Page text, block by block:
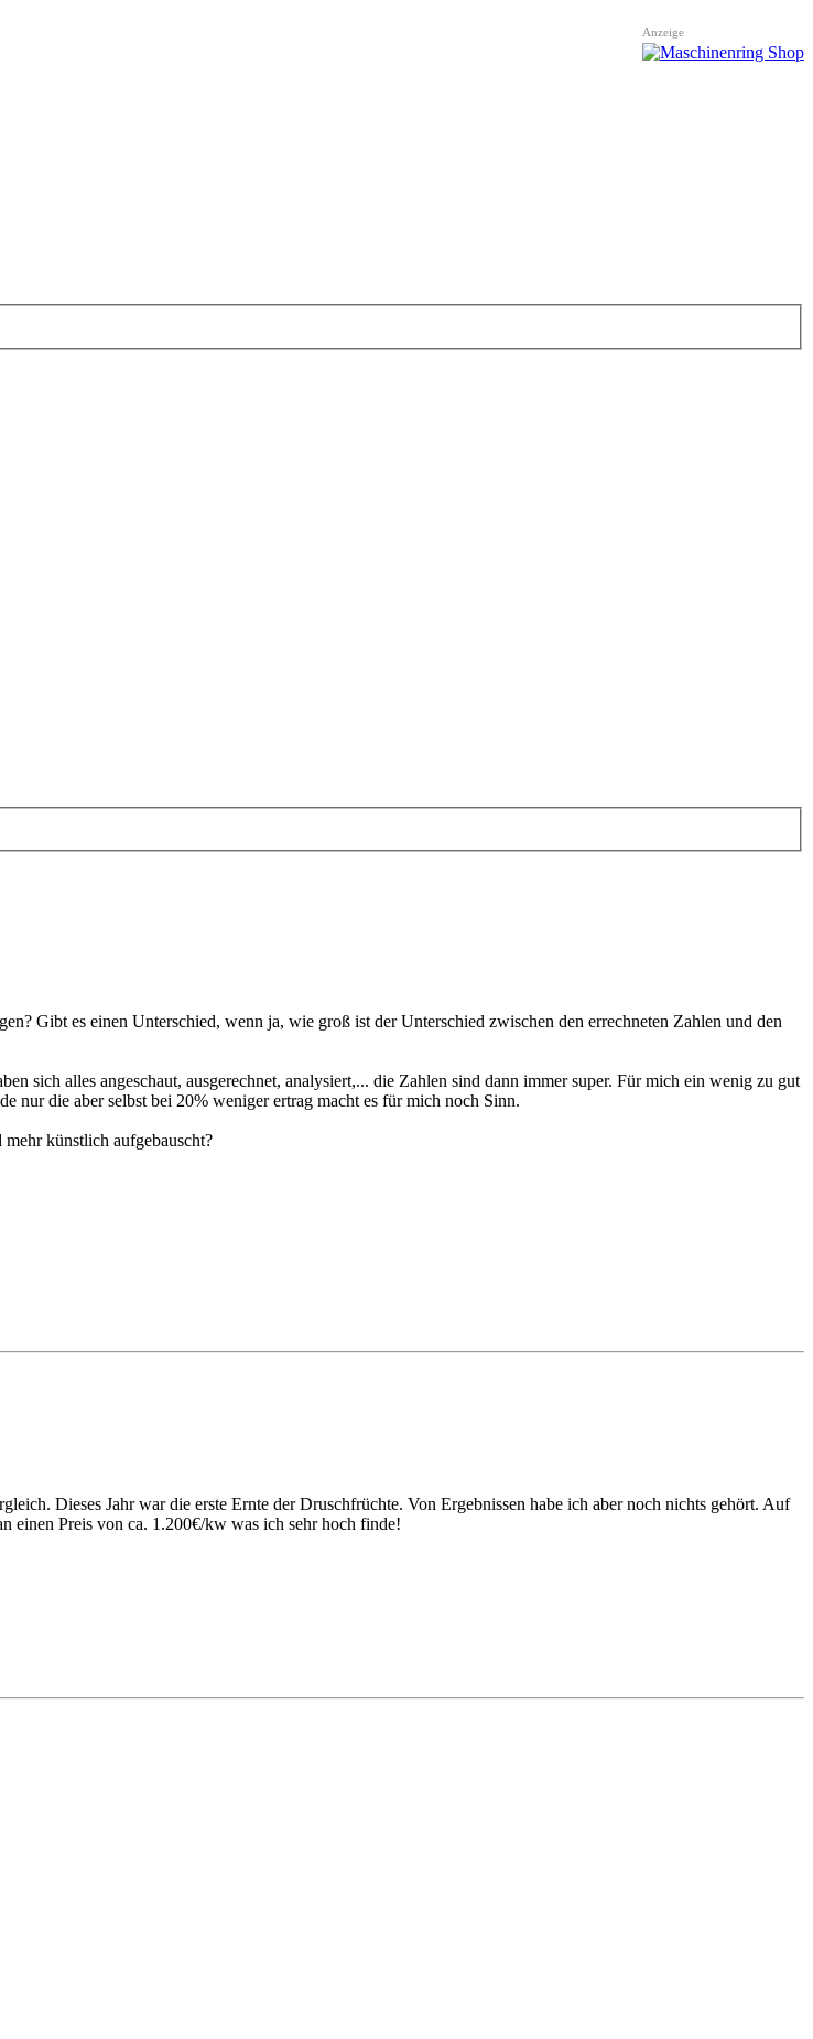
Gibt es einen Unterschied, wenn ja, wie groß ist der Unterschied zwischen den errechneten Zahlen und den
sich alles angeschaut, ausgerechnet, analysiert,... die Zahlen sind dann immer super. Für mich ein wenig zu gut
nur die aber selbst bei 20% weniger ertrag macht es für mich noch Sinn.
künstlich aufgebauscht?
Dieses Jahr war die erste Ernte der Druschfrüchte. Von Ergebnissen habe ich aber noch nichts gehört. Auf
einen Preis von ca. 1.200€/kw was ich sehr hoch finde!